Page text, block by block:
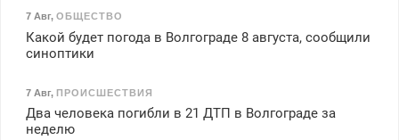
7 Авг, ОБЩЕСТВО
Какой будет погода в Волгограде 8 августа, сообщили
синоптики
7 Авг, ПРОИСШЕСТВИЯ
Два человека погибли в 21 ДТП в Волгограде за
неделю